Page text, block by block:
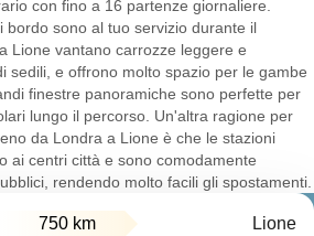
con fino a 16 partenze giornaliere.
bordo sono al tuo servizio durante il
Lione vantano carrozze leggere e
sedili, e offrono molto spazio per le gambe
finestre panoramiche sono perfette per
lungo il percorso. Un'altra ragione per
da Londra a Lione è che le stazioni
ai centri città e sono comodamente
rendendo molto facili gli spostamenti.
750 km Lione